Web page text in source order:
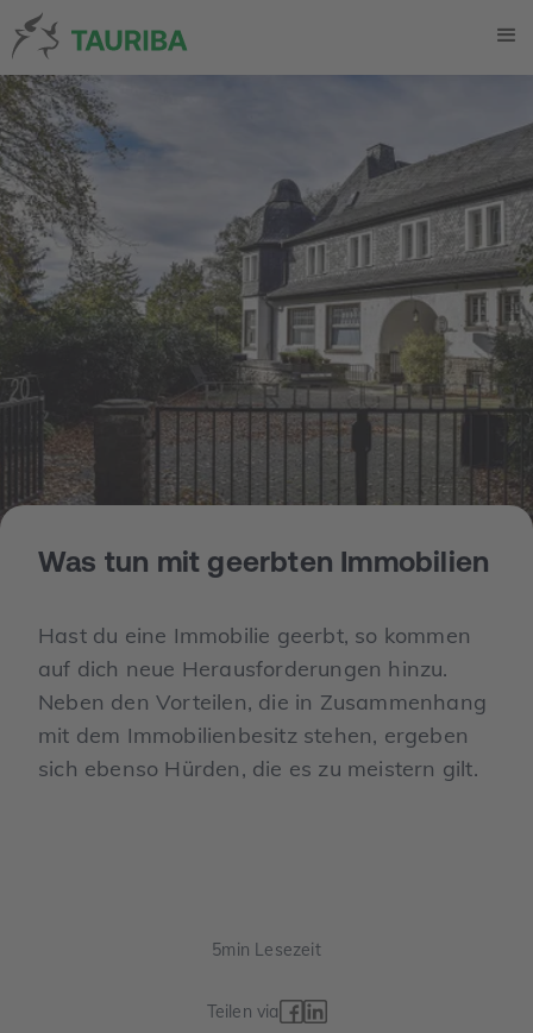
Was tun mit geerbten Immobilien
Hast du eine Immobilie geerbt, so kommen
auf dich neue Herausforderungen hinzu.
Neben den Vorteilen, die in Zusammenhang
mit dem Immobilienbesitz stehen, ergeben
sich ebenso Hürden, die es zu meistern gilt.
5min Lesezeit
Teilen via